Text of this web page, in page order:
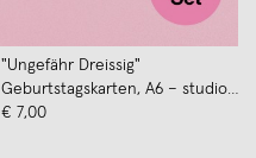
"Ungefähr Dreissig"
Geburtstagskarten, A6 – studio
ciao, 3er-Set
€ 7,00